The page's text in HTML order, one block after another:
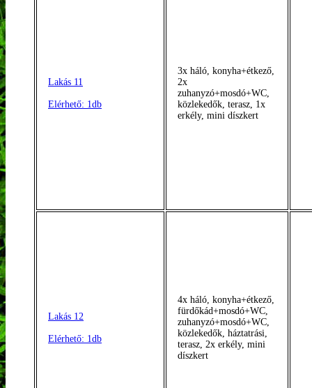
Lakás 11
Elérhető: 1db
3x háló, konyha+étkező,
2x
zuhanyzó+mosdó+WC,
közlekedők, terasz, 1x
erkély, mini díszkert
Lakás 12
Elérhető: 1db
4x háló, konyha+étkező,
fürdőkád+mosdó+WC,
zuhanyzó+mosdó+WC,
közlekedők, háztatrási,
terasz, 2x erkély, mini
díszkert